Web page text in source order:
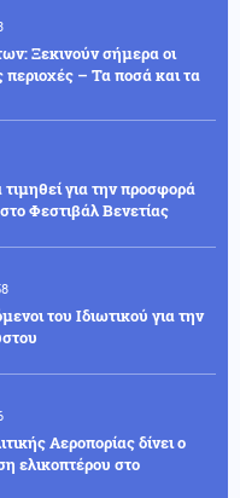
Ξεκινούν σήμερα οι
περιοχές – Τα ποσά και τα
για την προσφορά
Φεστιβάλ Βενετίας
του Ιδιωτικού για την
Αεροπορίας δίνει ο
ελικοπτέρου στο